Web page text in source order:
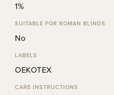
1%
SUITABLE FOR ROMAN BLINDS
No
LABELS
OEKOTEX
CARE INSTRUCTIONS